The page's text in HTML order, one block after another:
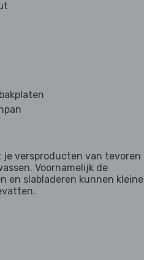
je versproducten van tevoren
Voornamelijk de
en slabladeren kunnen kleine